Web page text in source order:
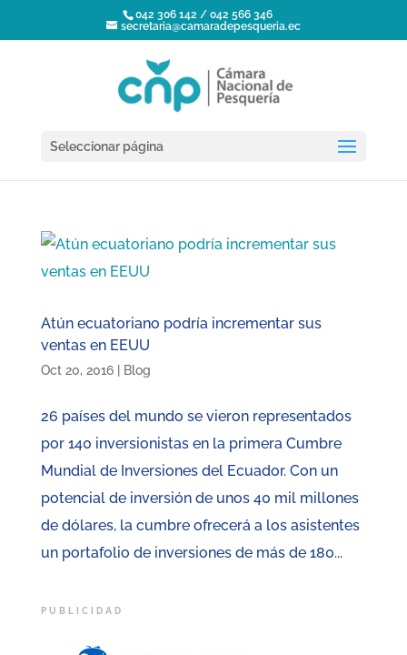
042 306 142 / 042 566 346
secretaria@camaradepesqueria.ec
Seleccionar página
Atún ecuatoriano podría incrementar sus
ventas en EEUU
Oct 20, 2016| Blog
26 países del mundo se vieron representados
por 140 inversionistas en la primera Cumbre
Mundial de Inversiones del Ecuador. Con un
potencial de inversión de unos 40 mil millones
de dólares, la cumbre ofrecerá a los asistentes
un portafolio de inversiones de más de 180...